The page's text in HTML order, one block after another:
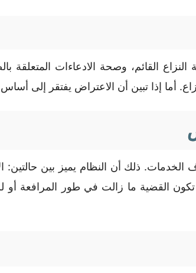
القائم، وصحة الادعاءات المتعلقة
أما إذا تبين أن الاعتراض يفتقر إلى
ذلك أن النظام يميز بين حالتين:
أن تكون القضية ما زالت في طور